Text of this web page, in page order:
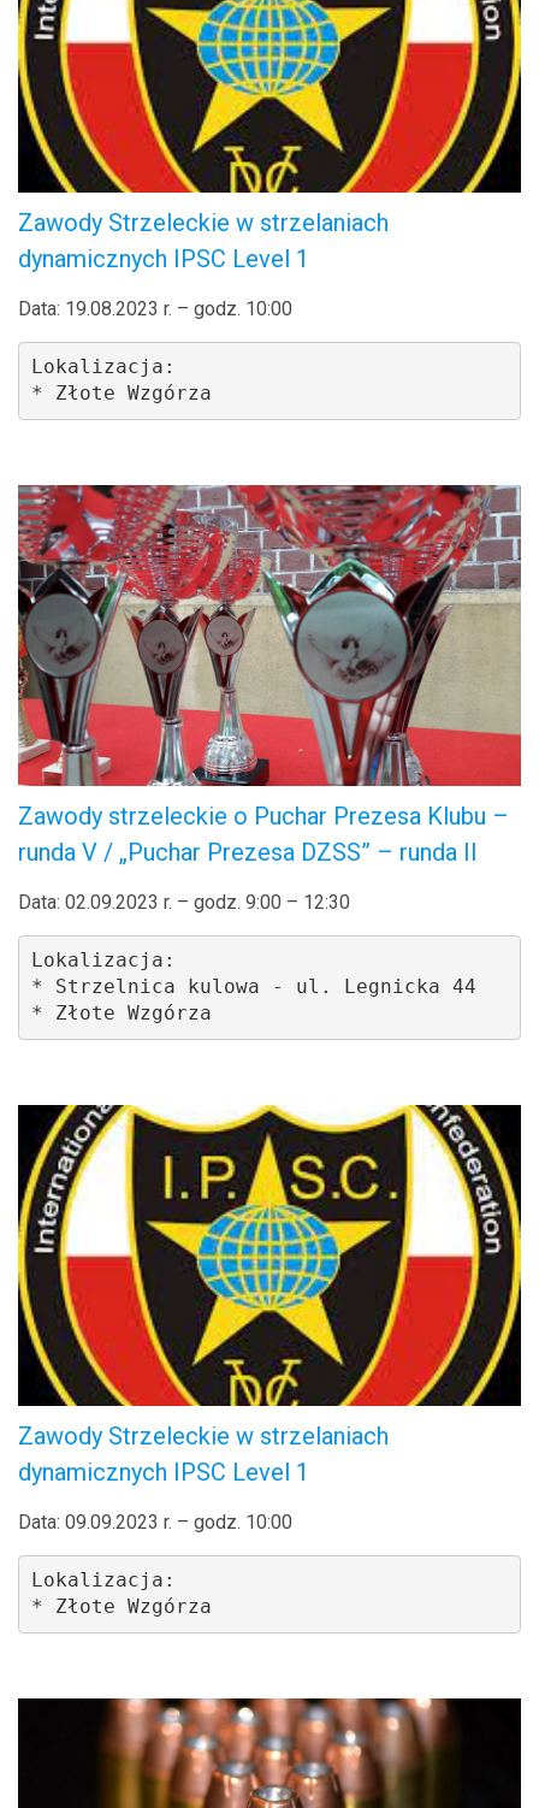
Zawody Strzeleckie w strzelaniach
dynamicznych IPSC Level 1
Data: 19.08.2023 r. – godz. 10:00
Lokalizacja:
* Złote Wzgórza
Zawody strzeleckie o Puchar Prezesa Klubu –
runda V / „Puchar Prezesa DZSS” – runda II
Data: 02.09.2023 r. – godz. 9:00 – 12:30
Lokalizacja:
* Strzelnica kulowa - ul. Legnicka 44
* Złote Wzgórza
Zawody Strzeleckie w strzelaniach
dynamicznych IPSC Level 1
Data: 09.09.2023 r. – godz. 10:00
Lokalizacja:
* Złote Wzgórza